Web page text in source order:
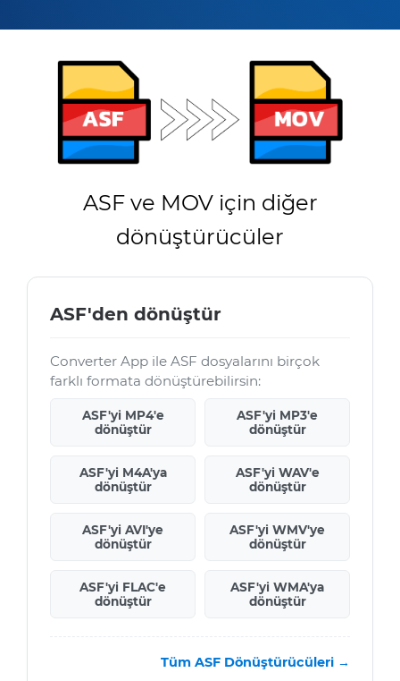
ASF ve MOV için diğer
dönüştürücüler
ASF'den dönüştür
Converter App ile ASF dosyalarını birçok
farklı formata dönüştürebilirsin:
ASF'yi MP4'e
dönüştür
ASF'yi MP3'e
dönüştür
ASF'yi M4A'ya
dönüştür
ASF'yi WAV'e
dönüştür
ASF'yi AVI'ye
dönüştür
ASF'yi WMV'ye
dönüştür
ASF'yi FLAC'e
dönüştür
ASF'yi WMA'ya
dönüştür
Tüm ASF Dönüştürücüleri →